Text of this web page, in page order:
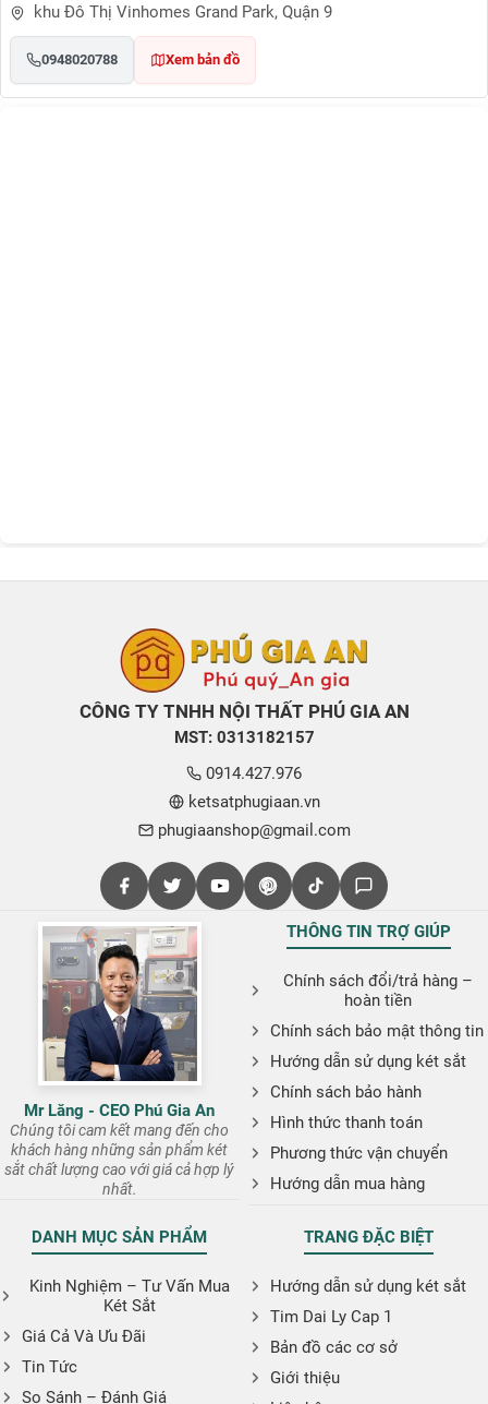
khu Đô Thị Vinhomes Grand Park, Quận 9
0948020788 Xem bản đồ
CÔNG TY TNHH NỘI THẤT PHÚ GIA AN
MST: 0313182157
0914.427.976
ketsatphugiaan.vn
phugiaanshop@gmail.com
Mr Lăng - CEO Phú Gia An
Chúng tôi cam kết mang đến cho
khách hàng những sản phẩm két
sắt chất lượng cao với giá cả hợp lý
nhất.
THÔNG TIN TRỢ GIÚP
Chính sách đổi/trả hàng –
hoàn tiền
Chính sách bảo mật thông tin
Hướng dẫn sử dụng két sắt
Chính sách bảo hành
Hình thức thanh toán
Phương thức vận chuyển
Hướng dẫn mua hàng
DANH MỤC SẢN PHẨM
Kinh Nghiệm – Tư Vấn Mua
Két Sắt
Giá Cả Và Ưu Đãi
Tin Tức
So Sánh – Đánh Giá
TRANG ĐẶC BIỆT
Hướng dẫn sử dụng két sắt
Tim Dai Ly Cap 1
Bản đồ các cơ sở
Giới thiệu